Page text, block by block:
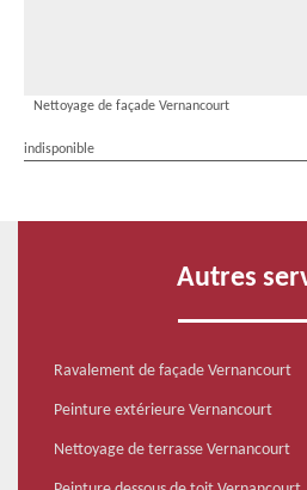
Nettoyage de façade Vernancourt
indisponible
Autres
Ravalement de façade Vernancourt
Peinture extérieure Vernancourt
Nettoyage de terrasse Vernancourt